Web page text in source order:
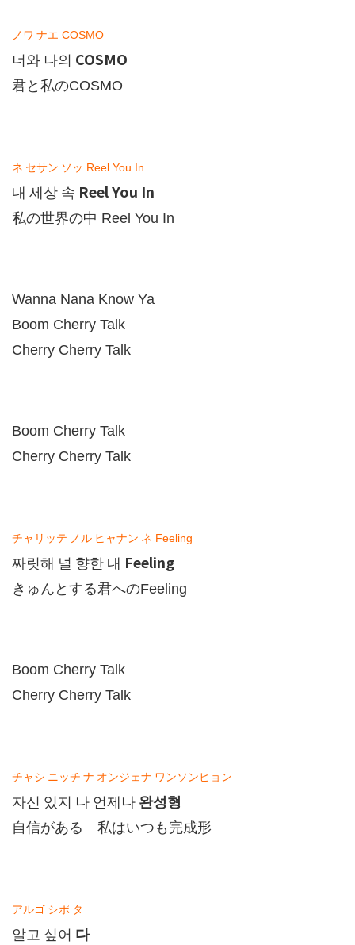
ノワ ナエ COSMO
너와 나의 COSMO
君と私のCOSMO
ネ セサン ソッ Reel You In
내 세상 속 Reel You In
私の世界の中 Reel You In
Wanna Nana Know Ya
Boom Cherry Talk
Cherry Cherry Talk
Boom Cherry Talk
Cherry Cherry Talk
チャリッテ ノル ヒャナン ネ Feeling
짜릿해 널 향한 내 Feeling
きゅんとする君へのFeeling
Boom Cherry Talk
Cherry Cherry Talk
チャシ ニッチ ナ オンジェナ ワンソンヒョン
자신 있지 나 언제나 완성형
自信がある 私はいつも完成形
アルゴ シポ タ
알고 싶어 다